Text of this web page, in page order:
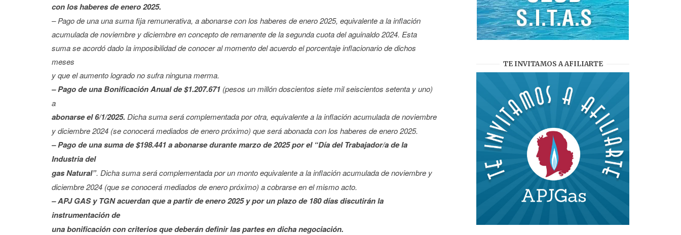
con los haberes de enero 2025.
– Pago de una una suma fija remunerativa, a abonarse con los haberes de enero 2025, equivalente a la inflación
acumulada de noviembre y diciembre en concepto de remanente de la segunda cuota del aguinaldo 2024. Esta
suma se acordó dado la imposibilidad de conocer al momento del acuerdo el porcentaje inflacionario de dichos
meses
y que el aumento logrado no sufra ninguna merma.
– Pago de una Bonificación Anual de $1.207.671 (pesos un millón doscientos siete mil seiscientos setenta y uno)
a
abonarse el 6/1/2025. Dicha suma será complementada por otra, equivalente a la inflación acumulada de noviembre
y diciembre 2024 (se conocerá mediados de enero próximo) que será abonada con los haberes de enero 2025.
– Pago de una suma de $198.441a abonarse durante marzo de 2025 por el “Día del Trabajador/a de la
Industria del
gas Natural”. Dicha suma será complementada por un monto equivalente a la inflación acumulada de noviembre y
diciembre 2024 (que se conocerá mediados de enero próximo) a cobrarse en el mismo acto.
– APJ GAS y TGN acuerdan que a partir de enero 2025 y por un plazo de 180 días discutirán la
instrumentación de
una bonificación con criterios que deberán definir las partes en dicha negociación.
TE INVITAMOS A AFILIARTE